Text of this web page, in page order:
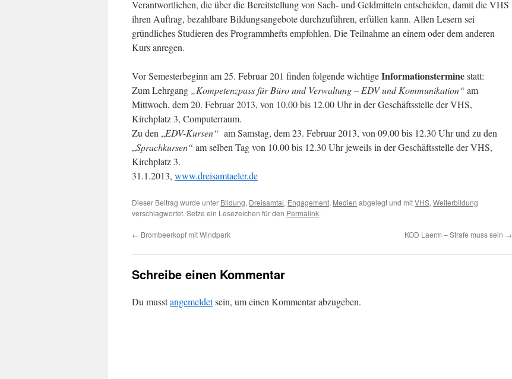
Verantwortlichen, die über die Bereitstellung von Sach- und Geldmitteln entscheiden, damit die VHS
ihren Auftrag, bezahlbare Bildungsangebote durchzuführen, erfüllen kann. Allen Lesern sei
gründliches Studieren des Programmhefts empfohlen. Die Teilnahme an einem oder dem anderen
Kurs anregen.
Vor Semesterbeginn am 25. Februar 201 finden folgende wichtigeInformationsterminestatt:
Zum Lehrgang „Kompetenzpass für Büro und Verwaltung – EDV und Kommunikation“ am
Mittwoch, dem 20. Februar 2013, von 10.00 bis 12.00 Uhr in der Geschäftsstelle der VHS,
Kirchplatz 3, Computerraum.
Zu den „EDV-Kursen“ am Samstag, dem 23. Februar 2013, von 09.00 bis 12.30 Uhr und zu den
„Sprachkursen“ am selben Tag von 10.00 bis 12.30 Uhr jeweils in der Geschäftsstelle der VHS,
Kirchplatz 3.
31.1.2013, www.dreisamtaeler.de
Dieser Beitrag wurde unter Bildung, Dreisamtal, Engagement, Medien abgelegt und mitVHS, Weiterbildung
verschlagwortet. Setze ein Lesezeichen für den Permalink.
← Brombeerkopf mit Windpark KOD Laerm – Strafe muss sein →
Schreibe einen Kommentar
Du musstangemeldetsein, um einen Kommentar abzugeben.